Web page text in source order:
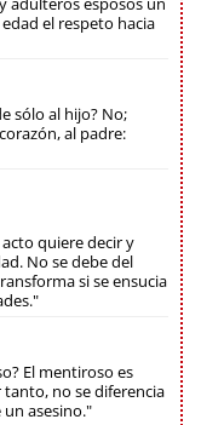
el respeto hacia
sólo al hijo? No;
al padre:
quiere decir y
No se debe del
si se ensucia
El mentiroso es
tanto, no se diferencia
un asesino."